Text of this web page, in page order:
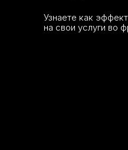
Узнаете как
на свои услуги во